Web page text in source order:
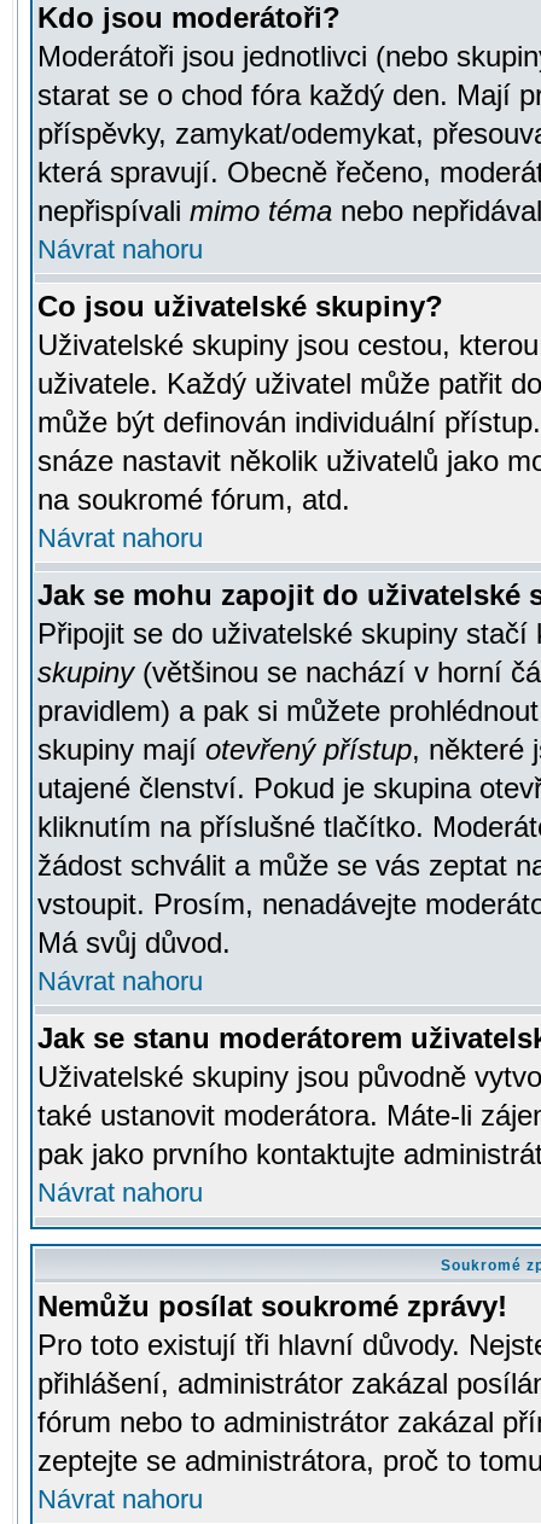
Kdo jsou moderátoři?
Moderátoři jsou jednotlivci (nebo
starat se o chod fóra každý den. Mají
příspěvky, zamykat/odemykat,
která spravují. Obecně řečeno,
nepřispívali mimo téma nebo
Návrat nahoru
Co jsou uživatelské skupiny?
Uživatelské skupiny jsou cestou,
uživatele. Každý uživatel může patřit
může být definován individuální
snáze nastavit několik uživatelů jako
na soukromé fórum, atd.
Návrat nahoru
Jak se mohu zapojit do uživatelské
Připojit se do uživatelské skupiny
skupiny(většinou se nachází v horní
pravidlem) a pak si můžete
skupiny mají otevřený přístup, některé
utajené členství. Pokud je skupina
kliknutím na příslušné tlačítko.
žádost schválit a může se vás zeptat
vstoupit. Prosím, nenadávejte
Má svůj důvod.
Návrat nahoru
Jak se stanu moderátorem
Uživatelské skupiny jsou původně
také ustanovit moderátora. Máte-li
pak jako prvního kontaktujte
Návrat nahoru
Soukromé
Nemůžu posílat soukromé zprávy!
Pro toto existují tři hlavní důvody.
přihlášení, administrátor zakázal
fórum nebo to administrátor zakázal
zeptejte se administrátora, proč to
Návrat nahoru